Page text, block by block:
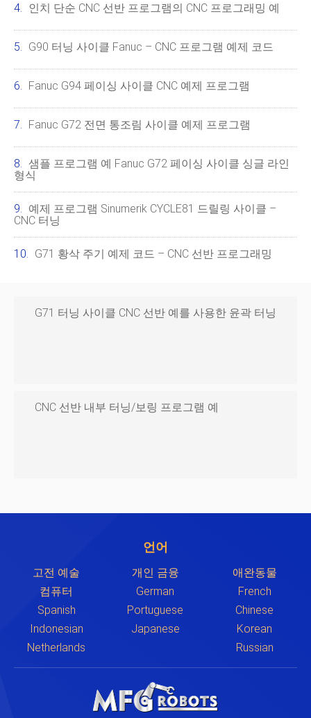
인치 단순 CNC 선반 프로그램의 CNC 프로그래밍 예
G90 터닝 사이클 Fanuc – CNC 프로그램 예제 코드
Fanuc G94 페이싱 사이클 CNC 예제 프로그램
Fanuc G72 전면 통조림 사이클 예제 프로그램
샘플 프로그램 예 Fanuc G72 페이싱 사이클 싱글 라인
형식
예제 프로그램 Sinumerik CYCLE81 ​​드릴링 사이클 –
CNC 터닝
G71 황삭 주기 예제 코드 – CNC 선반 프로그래밍
G71 터닝 사이클 CNC 선반 예를 사용한 윤곽 터닝
CNC 선반 내부 터닝/보링 프로그램 예
언어
고전 예술 개인 금융
애완동물
컴퓨터
German
French
Spanish
Portuguese
Chinese
Indonesian
Japanese
Korean
Netherlands
Russian